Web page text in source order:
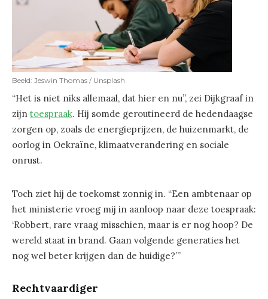
Beeld: Jeswin Thomas / Unsplash
“Het is niet niks allemaal, dat hier en nu”, zei Dijkgraaf in
zijn toespraak. Hij somde geroutineerd de hedendaagse
zorgen op, zoals de energieprijzen, de huizenmarkt, de
oorlog in Oekraïne, klimaatverandering en sociale
onrust.
Toch ziet hij de toekomst zonnig in. “Een ambtenaar op
het ministerie vroeg mij in aanloop naar deze toespraak:
‘Robbert, rare vraag misschien, maar is er nog hoop? De
wereld staat in brand. Gaan volgende generaties het
nog wel beter krijgen dan de huidige?’”
Rechtvaardiger